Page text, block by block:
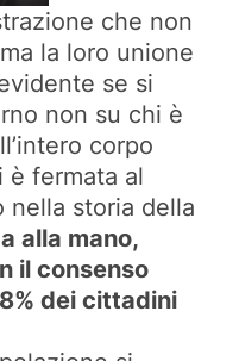
che non
la loro unione
se si
non su chi è
corpo
è fermata al
nella storia della
alla mano,
il consenso
dei cittadini